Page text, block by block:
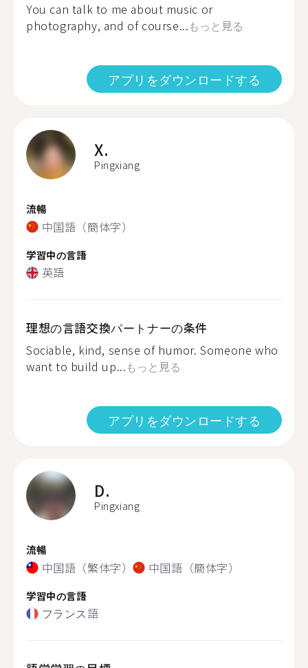
You can talk to me about music or
photography, and of course...もっと見る
アプリをダウンロードする
X.
Pingxiang
流暢
中国語（簡体字）
学習中の言語
英語
理想の言語交換パートナーの条件
Sociable, kind, sense of humor. Someone who
want to build up...もっと見る
アプリをダウンロードする
D.
Pingxiang
流暢
中国語（繁体字） 中国語（簡体字）
学習中の言語
フランス語